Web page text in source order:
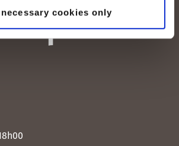
necessary cookies only